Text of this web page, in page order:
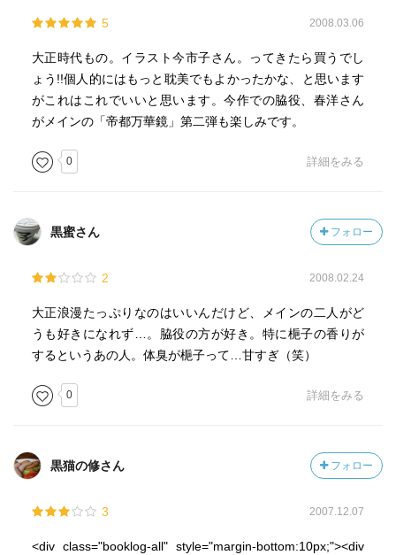
5 2008.03.06
大正時代もの。イラスト今市子さん。ってきたら買うでし
ょう!!個人的にはもっと耽美でもよかったかな、と思います
がこれはこれでいいと思います。今作での脇役、春洋さん
がメインの「帝都万華鏡」第二弾も楽しみです。
0 詳細をみる
黒蜜さん フォロー
2 2008.02.24
大正浪漫たっぷりなのはいいんだけど、メインの二人がど
うも好きになれず…。脇役の方が好き。特に梔子の香りが
するというあの人。体臭が梔子って…甘すぎ（笑）
0 詳細をみる
黒猫の修さん フォロー
3 2007.12.07
<div class="booklog-all" style="margin-bottom:10px;"><div